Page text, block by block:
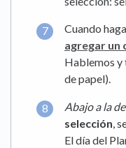
Cuando
agregar un
Hablemos y
de papel).
Abajo a la
selección,
El día del